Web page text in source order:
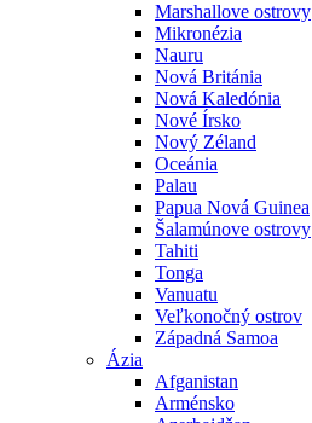
Marshallove ostrovy
Mikronézia
Nauru
Nová Británia
Nová Kaledónia
Nové Írsko
Nový Zéland
Oceánia
Palau
Papua Nová Guinea
Šalamúnove ostrovy
Tahiti
Tonga
Vanuatu
Veľkonočný ostrov
Západná Samoa
Ázia
Afganistan
Arménsko